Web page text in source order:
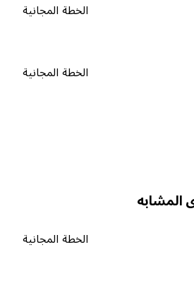
الخطة المجانية
الخطة المجانية
الخطة المجانية